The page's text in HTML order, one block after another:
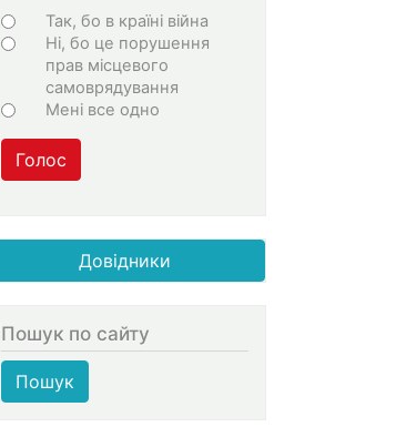
Варіанти
Так, бо в країні війна
Ні, бо це порушення
прав місцевого
самоврядування
Мені все одно
Голос
Довідники
Пошук по сайту
Пошук